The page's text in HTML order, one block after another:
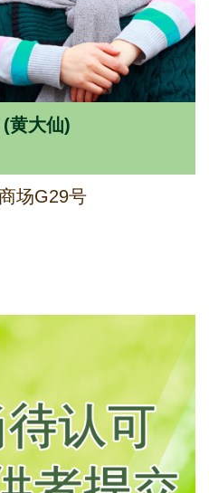
黄大仙)
场G29号